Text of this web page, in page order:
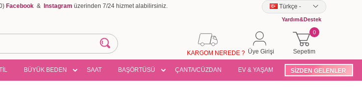
Facebook & Instagram üzerinden 7/24 hizmet alabilirsiniz. Türkçe -
Yardım&Destek
Sepetim
0
Üye Girişi
KARGOM NEREDE ?
BÜYÜK BEDEN SAAT BAŞÖRTÜSÜ ÇANTA/CÜZDAN EV & YAŞAM SİZDEN GELENLER